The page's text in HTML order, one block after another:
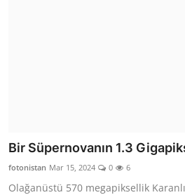
Bir Süpernovanın 1.3
fotonistan Mar 15, 2024 0 6
Olağanüstü 570 megapiksellik